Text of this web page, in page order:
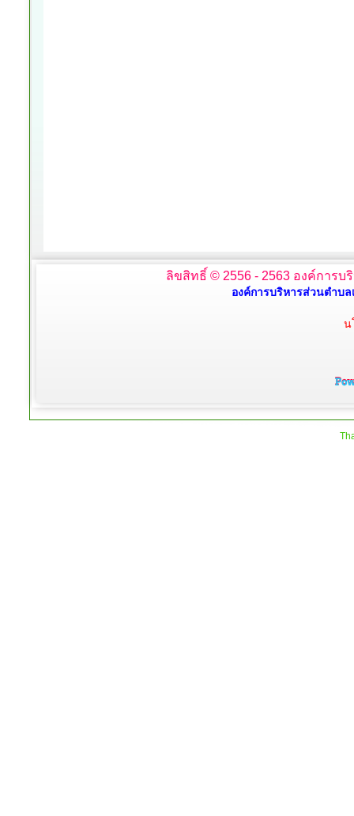
ลิขสิทธิ์ © 2556 - 2563 องค์การบ
องค์การบริหารส่วนตำบล
น